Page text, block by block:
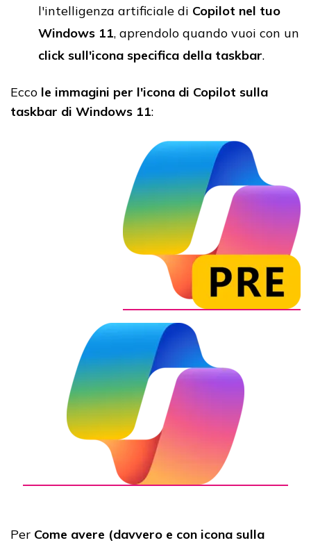
l'intelligenza artificiale di Copilot nel tuo
Windows 11, aprendolo quando vuoi con un
click sull'icona specifica della taskbar.
Ecco le immagini per l'icona di Copilot sulla
taskbar di Windows 11:
Per Come avere (davvero e con icona sulla